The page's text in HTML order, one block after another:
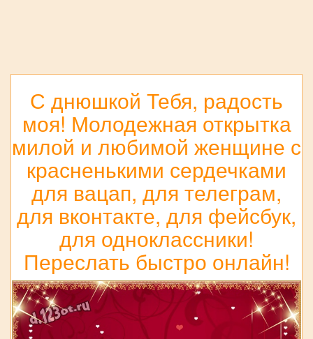
С днюшкой Тебя, радость
моя! Молодежная открытка
милой и любимой женщине с
красненькими сердечками
для вацап, для телеграм,
для вконтакте, для фейсбук,
для одноклассники!
Переслать быстро онлайн!